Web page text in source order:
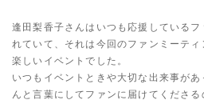
逢田梨香子さんはいつも応援しているフ
れていて、それは今回のファンミーテ
楽しいイベントでした。
いつもイベントときや大切な出来事が
んと言葉にしてファンに届けてくださ